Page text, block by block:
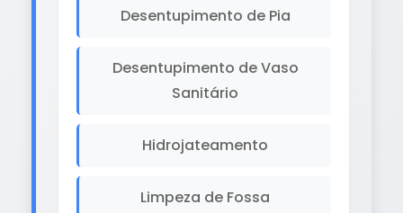
Desentupimento de Pia
Desentupimento de Vaso
Sanitário
Hidrojateamento
Limpeza de Fossa